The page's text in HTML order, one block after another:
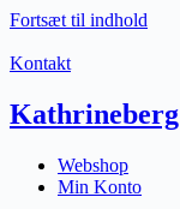
Fortsæt til indhold
Kontakt
Webshop
Min Konto